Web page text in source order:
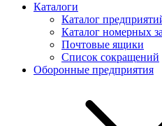
Каталоги
Каталог
Каталог номерных
Почтовые ящики
Список сокращений
Оборонные предприятия